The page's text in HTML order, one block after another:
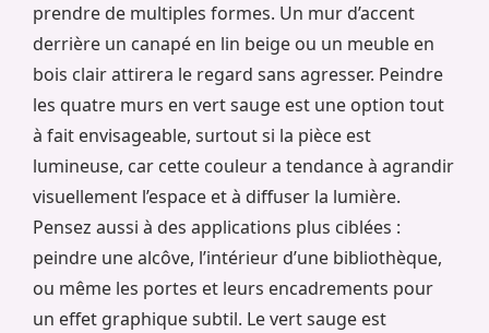
prendre de multiples formes. Un mur d’accent
derrière un canapé en lin beige ou un meuble en
bois clair attirera le regard sans agresser. Peindre
les quatre murs en vert sauge est une option tout
à fait envisageable, surtout si la pièce est
lumineuse, car cette couleur a tendance à agrandir
visuellement l’espace et à diffuser la lumière.
Pensez aussi à des applications plus ciblées :
peindre une alcôve, l’intérieur d’une bibliothèque,
ou même les portes et leurs encadrements pour
un effet graphique subtil. Le vert sauge est